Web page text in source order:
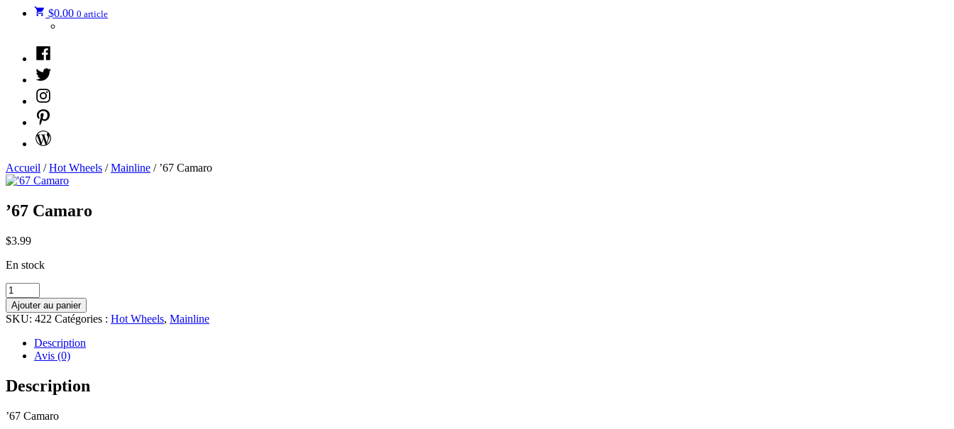
$0.00 0 article
Facebook
Twitter
Instagram
Pinterest
WordPress
Accueil /Hot Wheels /Mainline / ’67 Camaro
’67 Camaro
$3.99
En stock
quantité
'67
Camaro
Ajouter au panier
SKU: 422 Catégories : Hot Wheels, Mainline
Description
Avis (0)
Description
’67 Camaro